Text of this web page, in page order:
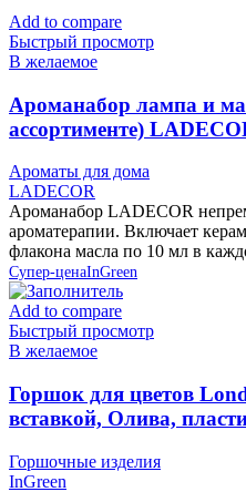
Add to compare
Быстрый просмотр
В желаемое
Ароманабор лампа и
ассортименте)
Ароматы для дома
LADECOR
Ароманабор LADECOR
ароматерапии. Включает
флакона масла по 10 мл в
Супер-ценаInGreen
Add to compare
Быстрый просмотр
В желаемое
Горшок для цветов
вставкой, Олива,
Горшочные изделия
InGreen